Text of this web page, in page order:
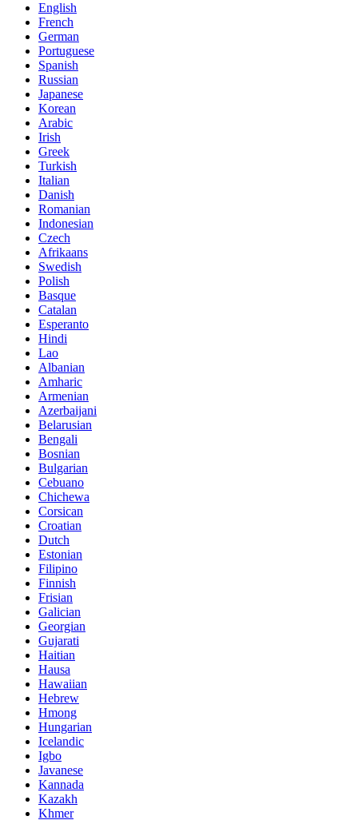
English
French
German
Portuguese
Spanish
Russian
Japanese
Korean
Arabic
Irish
Greek
Turkish
Italian
Danish
Romanian
Indonesian
Czech
Afrikaans
Swedish
Polish
Basque
Catalan
Esperanto
Hindi
Lao
Albanian
Amharic
Armenian
Azerbaijani
Belarusian
Bengali
Bosnian
Bulgarian
Cebuano
Chichewa
Corsican
Croatian
Dutch
Estonian
Filipino
Finnish
Frisian
Galician
Georgian
Gujarati
Haitian
Hausa
Hawaiian
Hebrew
Hmong
Hungarian
Icelandic
Igbo
Javanese
Kannada
Kazakh
Khmer